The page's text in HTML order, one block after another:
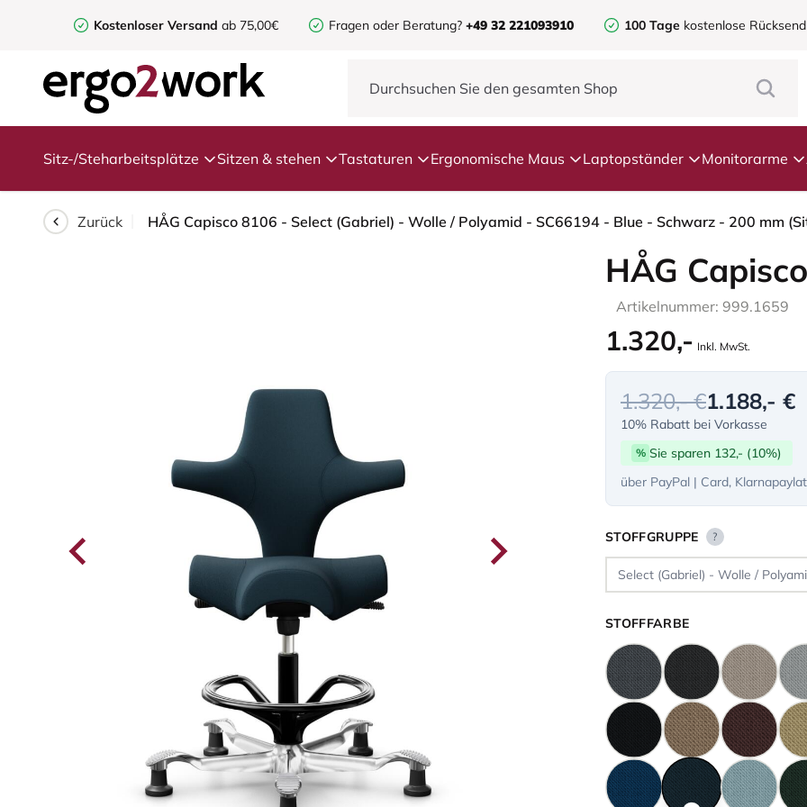
Kostenloser Versand ab 75,00€ Fragen oder Beratung? +49 32 221093910 100 Tage kostenlose
Sitz-/Steharbeitsplätze Sitzen & stehen Tastaturen Ergonomische Maus Laptopständer Monitorarme
Zurück HÅG Capisco 8106 - Select (Gabriel) - Wolle / Polyamid - SC66194 - Blue - Schwarz - 200 mm
HÅG
Artikelnummer: 999.1659
1.320,- Inkl. MwSt.
1.320,- €1.188,- €
10% Rabatt bei Vorkasse
% Sie sparen 132,- (10%)
über PayPal | Card,
STOFFGRUPPE ?
STOFFFARBE